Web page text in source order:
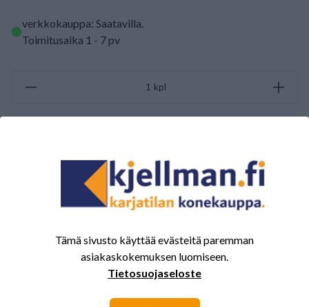
verkkokauppa: Saatavilla.
Toimitusaika 1 - 7 pv
kpl
ARVOSTELUJEN YHTEENVETO
(0/5) Yhteensä 0 Arvostelut
Tämä sivusto käyttää evästeitä paremman
asiakaskokemuksen luomiseen.
Tietosuojaseloste